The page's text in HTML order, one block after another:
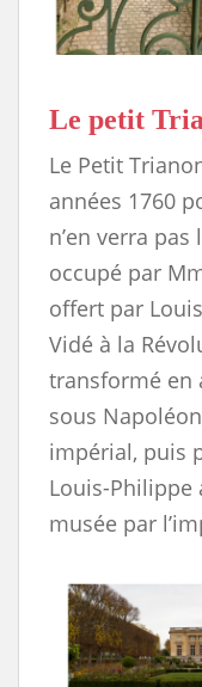
Le petit
Le Petit
années 1760
n’en verra
occupé par
offert par
Vidé à la
transformé en
sous
impérial, puis
Louis-Philippe
musée par